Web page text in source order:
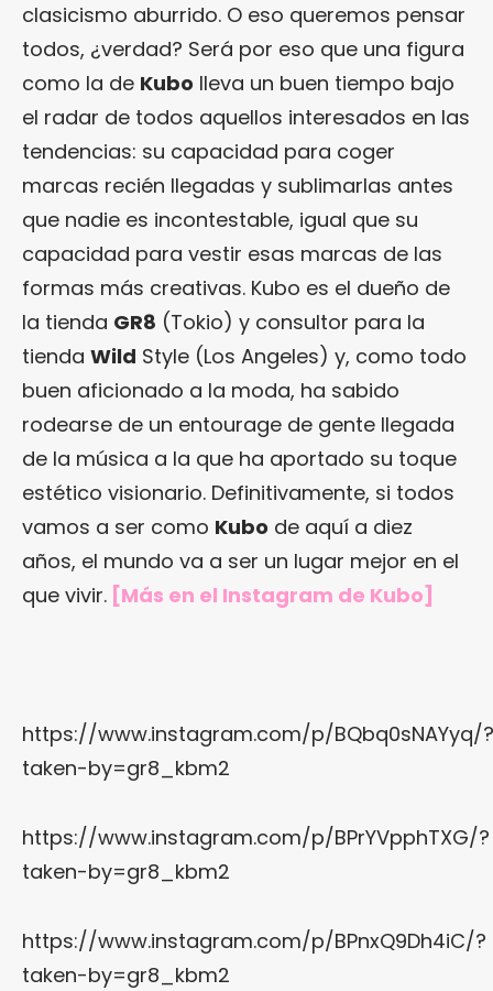
clasicismo aburrido. O eso queremos pensar
todos, ¿verdad? Será por eso que una figura
como la de Kubo lleva un buen tiempo bajo
el radar de todos aquellos interesados en las
tendencias: su capacidad para coger
marcas recién llegadas y sublimarlas antes
que nadie es incontestable, igual que su
capacidad para vestir esas marcas de las
formas más creativas. Kubo es el dueño de
la tienda GR8 (Tokio) y consultor para la
tienda Wild Style (Los Angeles) y, como todo
buen aficionado a la moda, ha sabido
rodearse de un entourage de gente llegada
de la música a la que ha aportado su toque
estético visionario. Definitivamente, si todos
vamos a ser como Kubo de aquí a diez
años, el mundo va a ser un lugar mejor en el
que vivir. [Más en el Instagram de Kubo]
https://www.instagram.com/p/BQbq0sNAYyq/?
taken-by=gr8_kbm2
https://www.instagram.com/p/BPrYVpphTXG/?
taken-by=gr8_kbm2
https://www.instagram.com/p/BPnxQ9Dh4iC/?
taken-by=gr8_kbm2